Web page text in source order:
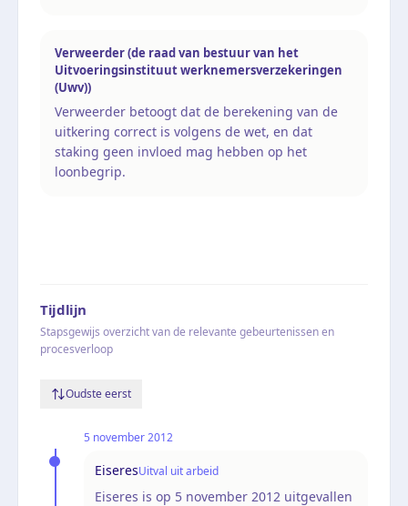
Verweerder (de raad van bestuur van het
Uitvoeringsinstituut werknemersverzekeringen
(Uwv))
Verweerder betoogt dat de berekening van de
uitkering correct is volgens de wet, en dat
staking geen invloed mag hebben op het
loonbegrip.
Tijdlijn
Stapsgewijs overzicht van de relevante gebeurtenissen en
procesverloop
Oudste eerst
5 november 2012
EiseresUitval uit arbeid
Eiseres is op 5 november 2012 uitgevallen